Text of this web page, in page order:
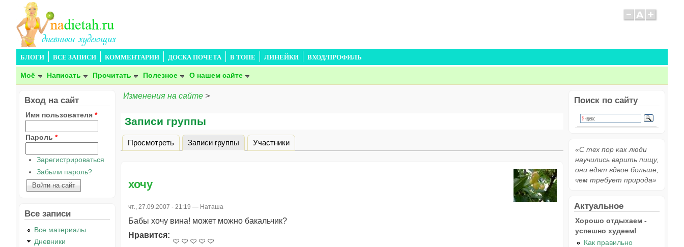
БЛОГИ ВСЕ ЗАПИСИ КОММЕНТАРИИ ДОСКА ПОЧЕТА В ТОПЕ ЛИНЕЙКИ ВХОД/ПРОФИЛЬ
Моё Написать Прочитать Полезное О нашем сайте
Изменения на сайте >
Записи группы
Главные вкладки
Просмотреть Записи группы (активная вкладка)
Участники
хочу
чт., 27.09.2007 - 21:19 — Наташа
Бабы хочу вина! может можно бакальчик?
Нравится:
Вход на сайт
Имя пользователя *
Пароль *
Зарегистрироваться
Забыли пароль?
Все записи
Все материалы
Дневники
Поиск по сайту
«С тех пор как люди
научились варить пищу,
они едят вдвое больше,
чем требует природа»
Актуальное
Хорошо отдыхаем -
успешно худеем!
Как правильно